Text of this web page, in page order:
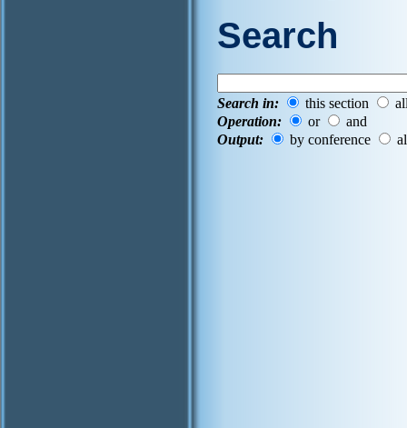
Search
Search in: this section
Operation:
or
and
Output:
by conference